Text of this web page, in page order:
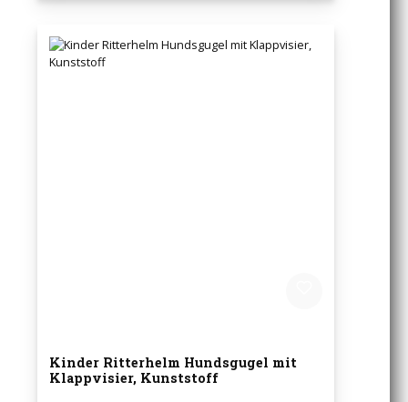
Kinder Ritterhelm Hundsgugel mit
Klappvisier, Kunststoff